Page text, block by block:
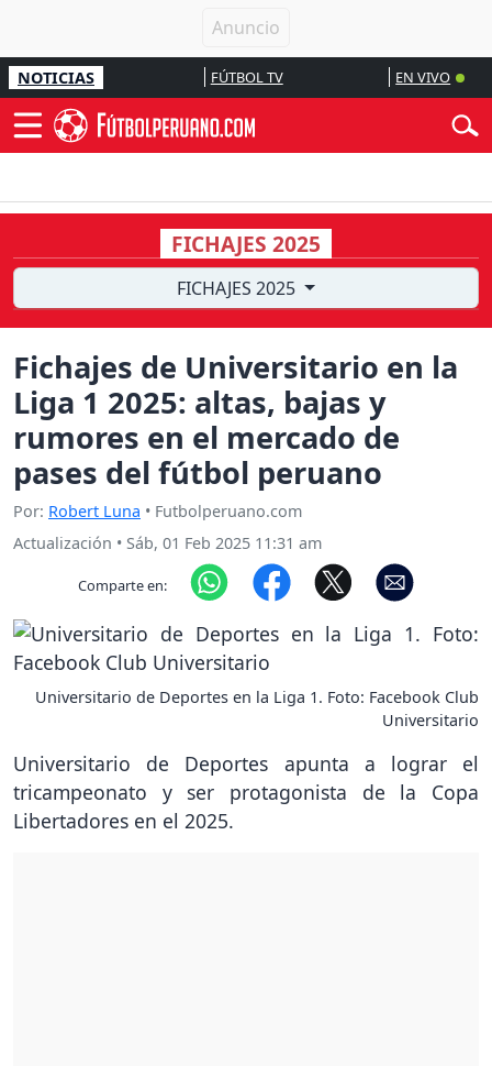
NOTICIAS FÚTBOL TV EN VIVO
FICHAJES 2025
FICHAJES 2025
Fichajes de Universitario en la
Liga 1 2025: altas, bajas y
rumores en el mercado de
pases del fútbol peruano
Por: Robert Luna • Futbolperuano.com
Actualización • Sáb, 01 Feb 2025 11:31 am
Comparte en:
Universitario de Deportes en la Liga 1. Foto: Facebook Club
Universitario
Universitario de Deportes apunta a lograr el
tricampeonato y ser protagonista de la Copa
Libertadores en el 2025.